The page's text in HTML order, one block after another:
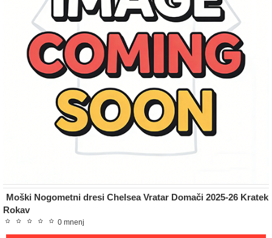
Moški Nogometni dresi Chelsea Vratar Domači 2025-26 Kratek
Rokav
0 mnenj